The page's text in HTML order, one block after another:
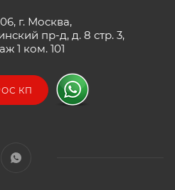
г. Москва,
пр-д, д. 8 стр. 3,
1 ком. 101
КП